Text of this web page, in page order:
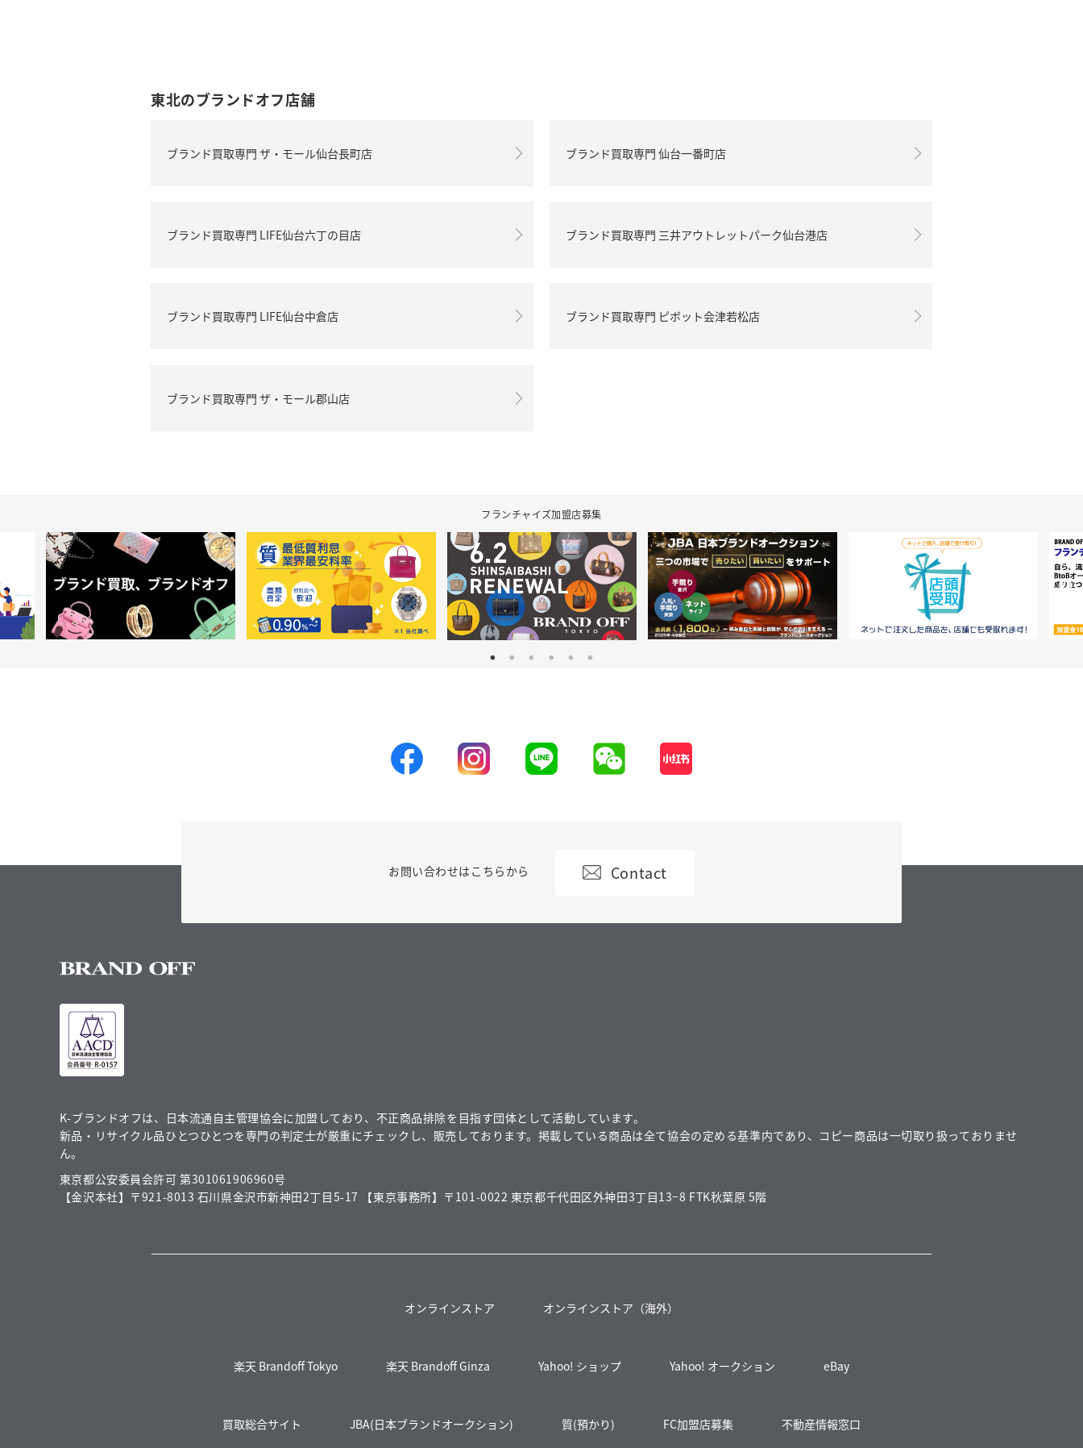
東北のブランドオフ店舗
ブランド買取専門 ザ・モール仙台長町店 ブランド買取専門 仙台一番町店
ブランド買取専門 LIFE仙台六丁の目店 ブランド買取専門 三井アウトレットパーク仙台港店
ブランド買取専門 LIFE仙台中倉店 ブランド買取専門 ピボット会津若松店
ブランド買取専門 ザ・モール郡山店
フランチャイズ加盟店募集
K-ブランドオフは、日本流通自主管理協会に加盟しており、不正商品排除を目指す団体として活動しています。
新品・リサイクル品ひとつひとつを専門の判定士が厳重にチェックし、販売しております。掲載している商品は全て協会の定める基準内であり、コピー商品は一切取り扱っておりませ
ん。
東京都公安委員会許可 第301061906960号
【金沢本社】〒921-8013 石川県金沢市新神田2丁目5-17
【東京事務所】〒101-0022 東京都千代田区外神田3丁目13−8 FTK秋葉原 5階
オンラインストア オンラインストア（海外）
楽天 Brandoff Tokyo 楽天 Brandoff Ginza Yahoo! ショップ Yahoo! オークション eBay
買取総合サイト JBA(日本ブランドオークション) 質(預かり) FC加盟店募集 不動産情報窓口
お問い合わせはこちらから Contact